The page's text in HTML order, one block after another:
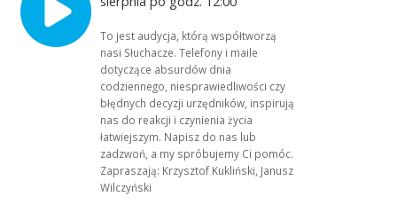
To jest audycja, którą współtworzą
nasi Słuchacze. Telefony i maile
dotyczące absurdów dnia
codziennego, niesprawiedliwości czy
błędnych decyzji urzędników, inspirują
nas do reakcji i czynienia życia
łatwiejszym. Napisz do nas lub
zadzwoń, a my spróbujemy Ci pomóc.
Zapraszają: Krzysztof Kukliński, Janusz
Wilczyński